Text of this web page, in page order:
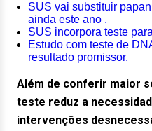
SUS vai substituir
ainda este ano .
SUS incorpora teste
Estudo com teste de
resultado promissor.
Além de conferir maior
teste reduz a
intervenções